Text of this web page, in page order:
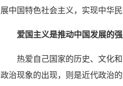
展中国特色社会主义，实现中华
爱国主义是推动中国发展的
热爱自己国家的历史、文化
政治现象的出现，则是近代政治